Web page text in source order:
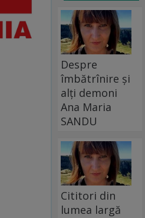
Despre
îmbătrînire și
alți demoni
Ana Maria
SANDU
Cititori din
lumea largă